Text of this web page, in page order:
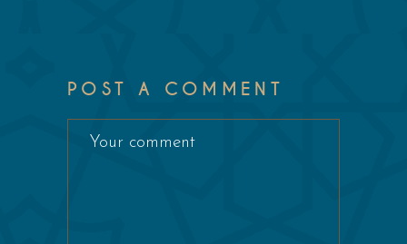
POST A COMMENT